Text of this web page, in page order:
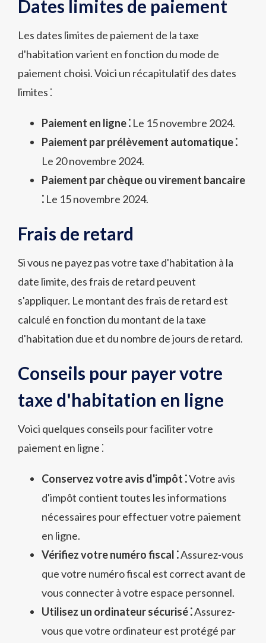
Dates limites de paiement
Les dates limites de paiement de la taxe
d'habitation varient en fonction du mode de
paiement choisi. Voici un récapitulatif des dates
limites ⁚
Paiement en ligne ⁚ Le 15 novembre 2024.
Paiement par prélèvement automatique ⁚
Le 20 novembre 2024.
Paiement par chèque ou virement bancaire
⁚ Le 15 novembre 2024.
Frais de retard
Si vous ne payez pas votre taxe d'habitation à la
date limite, des frais de retard peuvent
s'appliquer. Le montant des frais de retard est
calculé en fonction du montant de la taxe
d'habitation due et du nombre de jours de retard.
Conseils pour payer votre
taxe d'habitation en ligne
Voici quelques conseils pour faciliter votre
paiement en ligne ⁚
Conservez votre avis d'impôt ⁚Votre avis
d'impôt contient toutes les informations
nécessaires pour effectuer votre paiement
en ligne.
Vérifiez votre numéro fiscal ⁚Assurez-vous
que votre numéro fiscal est correct avant de
vous connecter à votre espace personnel.
Utilisez un ordinateur sécurisé ⁚Assurez-
vous que votre ordinateur est protégé par